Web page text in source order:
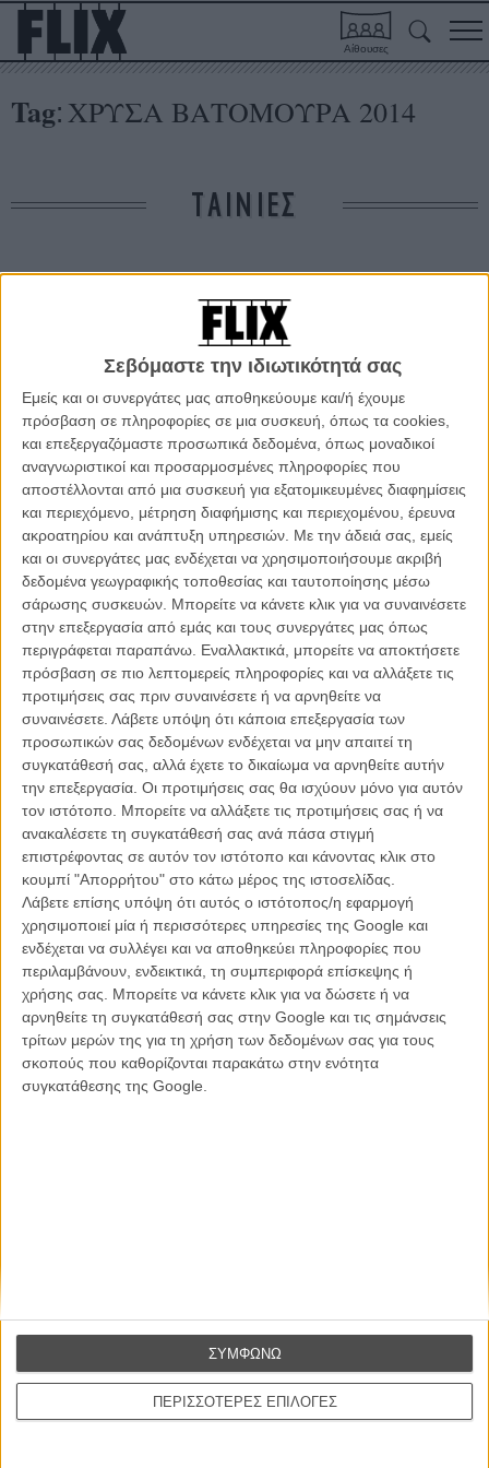
Σεβόμαστε την ιδιωτικότητά σας
Εμείς και οι συνεργάτες μας αποθηκεύουμε και/ή έχουμε
πρόσβαση σε πληροφορίες σε μια συσκευή, όπως τα cookies,
και επεξεργαζόμαστε προσωπικά δεδομένα, όπως μοναδικοί
αναγνωριστικοί και προσαρμοσμένες πληροφορίες που
αποστέλλονται από μια συσκευή για εξατομικευμένες διαφημίσεις
και περιεχόμενο, μέτρηση διαφήμισης και περιεχομένου, έρευνα
ακροατηρίου και ανάπτυξη υπηρεσιών. Με την άδειά σας, εμείς
και οι συνεργάτες μας ενδέχεται να χρησιμοποιήσουμε ακριβή
δεδομένα γεωγραφικής τοποθεσίας και ταυτοποίησης μέσω
σάρωσης συσκευών. Μπορείτε να κάνετε κλικ για να συναινέσετε
στην επεξεργασία από εμάς και τους συνεργάτες μας όπως
περιγράφεται παραπάνω. Εναλλακτικά, μπορείτε να αποκτήσετε
πρόσβαση σε πιο λεπτομερείς πληροφορίες και να αλλάξετε τις
προτιμήσεις σας πριν συναινέσετε ή να αρνηθείτε να
συναινέσετε. Λάβετε υπόψη ότι κάποια επεξεργασία των
προσωπικών σας δεδομένων ενδέχεται να μην απαιτεί τη
συγκατάθεσή σας, αλλά έχετε το δικαίωμα να αρνηθείτε αυτήν
την επεξεργασία. Οι προτιμήσεις σας θα ισχύουν μόνο για αυτόν
τον ιστότοπο. Μπορείτε να αλλάξετε τις προτιμήσεις σας ή να
ανακαλέσετε τη συγκατάθεσή σας ανά πάσα στιγμή
επιστρέφοντας σε αυτόν τον ιστότοπο και κάνοντας κλικ στο
κουμπί "Απορρήτου" στο κάτω μέρος της ιστοσελίδας.
Λάβετε επίσης υπόψη ότι αυτός ο ιστότοπος/η εφαρμογή
χρησιμοποιεί μία ή περισσότερες υπηρεσίες της Google και
ενδέχεται να συλλέγει και να αποθηκεύει πληροφορίες που
περιλαμβάνουν, ενδεικτικά, τη συμπεριφορά επίσκεψης ή
χρήσης σας. Μπορείτε να κάνετε κλικ για να δώσετε ή να
αρνηθείτε τη συγκατάθεσή σας στην Google και τις σημάνσεις
τρίτων μερών της για τη χρήση των δεδομένων σας για τους
σκοπούς που καθορίζονται παρακάτω στην ενότητα
συγκατάθεσης της Google.
ΠΕΡΙΣΣΟΤΕΡΕΣ ΕΠΙΛΟΓΕΣ
ΣΥΜΦΩΝΩ
Αίθουσες
Tag: ΧΡΥΣΑ ΒΑΤΟΜΟΥΡΑ 2014
ΤΑΙΝΙΕΣ
ΑΡΘΡΑ
Χρυσά Βατόμουρα 2014: Με επίσημο χορηγό τον...
Ανταμ Σάντλερ
Χρυσά Βατόμουρα 2014: Πως λέμε Οσκαρ; Καμία σχέση!
ΝΕΑ /02 ΜΑΡ 2014/ Μανώλης Κρανάκης
Βιμ Βέντερς
Συνέντευξη
Η επιτυχία είναι υπερτιμημένη. Δεν σε κάνει
καλύτερο, δεν σε πάει πουθενά η επιτυχία. Είναι
απλώς ένα ωραίο, ανεβαστικό, επιφανειακό
συναίσθημα.»
CONNECT
Εγγράψου στο εβδομαδιαίο newsletter μας.